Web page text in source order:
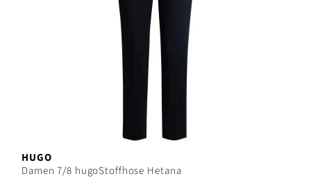
HUGO
Damen 7/8 hugoStoffhose Hetana